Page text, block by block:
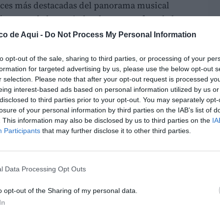
de Aqui - Do Not Process My Personal Information
opt-out of the sale, sharing to third parties, or processing of your
for targeted advertising by us, please use the below opt-out
selection. Please note that after your opt-out request is processed
interest-based ads based on personal information utilized by us
to third parties prior to your opt-out. You may separately
of your personal information by third parties on the IAB’s list of
This information may also be disclosed by us to third parties on the
Participants that may further disclose it to other third parties.
Data Processing Opt Outs
opt-out of the Sharing of my personal data.
más destacadas del panorama musical
uno de los recitales de mayor aforo de la
Amaia
en escena íntima y evocadora. Sentada en
diseñado para sumergir al
, Amaia interpretó varios temas de
es real, entre ellos “Visión” y “Tocotó”.
algunas de las canciones más
, incluyendo “Magia en Benidorm” y
artística de una cantante que ha
del pop español.